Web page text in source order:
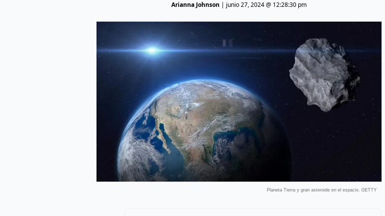
Arianna Johnson | junio 27, 2024 @ 12:28:30 pm
Planeta Tierra y gran asteroide en el espacio. GETTY